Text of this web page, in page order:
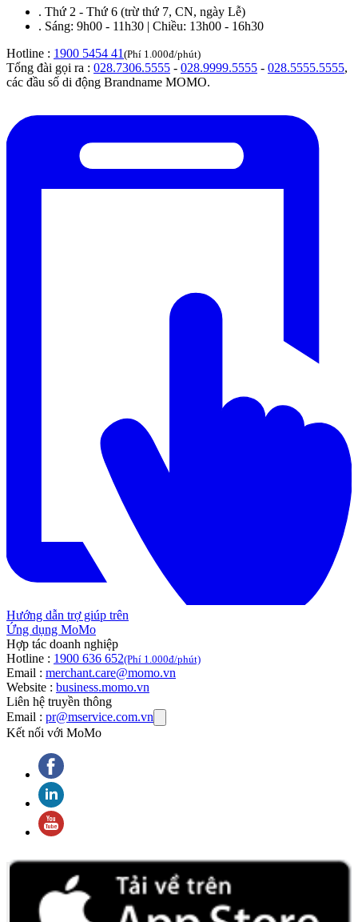
. Thứ 2 - Thứ 6 (trừ thứ 7, CN, ngày Lễ)
. Sáng: 9h00 - 11h30 | Chiều: 13h00 - 16h30
Hotline : 1900 5454 41 (Phí 1.000đ/phút)
Tổng đài gọi ra : 028.7306.5555 - 028.9999.5555 - 028.5555.5555,
các đầu số di động Brandname MOMO.
Hướng dẫn trợ giúp trên
Ứng dụng MoMo
Hợp tác doanh nghiệp
Hotline : 1900 636 652(Phí 1.000đ/phút)
Email : merchant.care@momo.vn
Website : business.momo.vn
Liên hệ truyền thông
Email : pr@mservice.com.vn
Kết nối với MoMo